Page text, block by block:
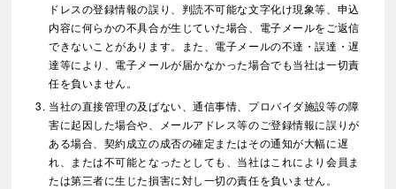
ドレスの登録情報の誤り、判読不可能な文字化け現象等、申込
内容に何らかの不具合が生じていた場合、電子メールをご返信
できないことがあります。また、電子メールの不達・誤達・遅
達等により、電子メールが届かなかった場合でも当社は一切責
任を負いません。
当社の直接管理の及ばない、通信事情、プロバイダ施設等の障
害に起因した場合や、メールアドレス等のご登録情報に誤りが
ある場合、契約成立の成否の確定またはその通知が大幅に遅
れ、または不可能となったとしても、当社はこれにより会員ま
たは第三者に生じた損害に対し一切の責任を負いません。